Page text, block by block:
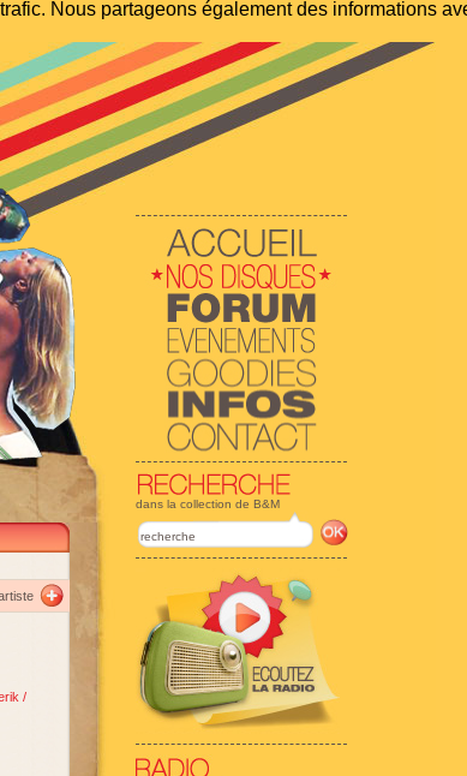
Nous partageons également des informations
dans la collection de B&M
/